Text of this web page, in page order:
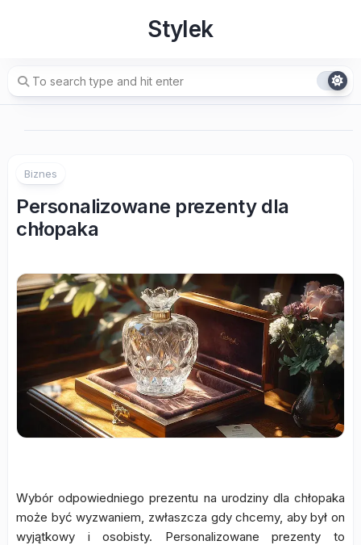
Stylek
Biznes
Personalizowane prezenty dla
chłopaka
Wybór odpowiedniego prezentu na urodziny dla chłopaka
może być wyzwaniem, zwłaszcza gdy chcemy, aby był on
wyjątkowy i osobisty. Personalizowane prezenty to